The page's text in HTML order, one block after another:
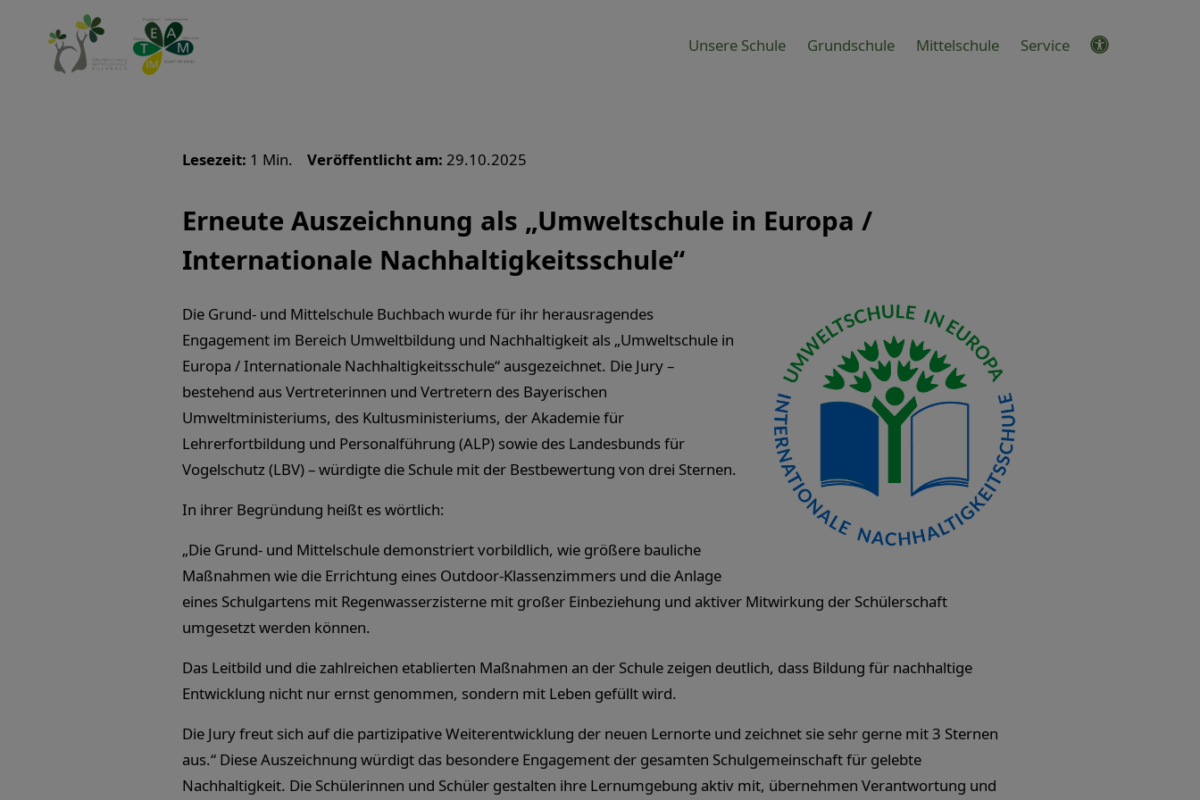
Unsere Schule Grundschule Mittelschule Service
Lesezeit: 1 Min. Veröffentlicht am: 29.10.2025
Erneute Auszeichnung als „Umweltschule in Europa /
Internationale Nachhaltigkeitsschule“
Die Grund- und Mittelschule Buchbach wurde für ihr herausragendes
Engagement im Bereich Umweltbildung und Nachhaltigkeit als „Umweltschule in
Europa / Internationale Nachhaltigkeitsschule“ ausgezeichnet. Die Jury –
bestehend aus Vertreterinnen und Vertretern des Bayerischen
Umweltministeriums, des Kultusministeriums, der Akademie für
Lehrerfortbildung und Personalführung (ALP) sowie des Landesbunds für
Vogelschutz (LBV) – würdigte die Schule mit der Bestbewertung von drei Sternen.
In ihrer Begründung heißt es wörtlich:
„Die Grund- und Mittelschule demonstriert vorbildlich, wie größere bauliche
Maßnahmen wie die Errichtung eines Outdoor-Klassenzimmers und die Anlage
eines Schulgartens mit Regenwasserzisterne mit großer Einbeziehung und aktiver Mitwirkung der Schülerschaft
umgesetzt werden können.
Das Leitbild und die zahlreichen etablierten Maßnahmen an der Schule zeigen deutlich, dass Bildung für nachhaltige
Entwicklung nicht nur ernst genommen, sondern mit Leben gefüllt wird.
Die Jury freut sich auf die partizipative Weiterentwicklung der neuen Lernorte und zeichnet sie sehr gerne mit 3 Sternen
aus.“ Diese Auszeichnung würdigt das besondere Engagement der gesamten Schulgemeinschaft für gelebte
Nachhaltigkeit. Die Schülerinnen und Schüler gestalten ihre Lernumgebung aktiv mit, übernehmen Verantwortung und